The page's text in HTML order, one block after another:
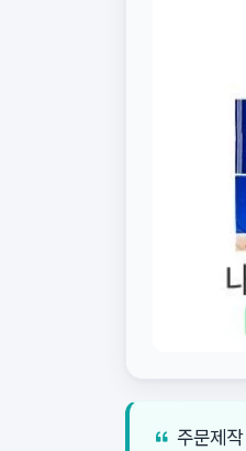
주문제